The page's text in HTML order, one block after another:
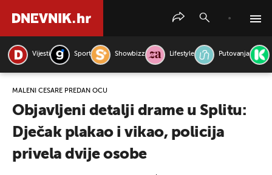
Vijesti Sport Showbizz Lifestyle Putovanja
MALENI CESARE PREDAN OCU
Objavljeni detalji drame u Splitu:
Dječak plakao i vikao, policija
privela dvije osobe
PRETRAŽITE VIJESTI